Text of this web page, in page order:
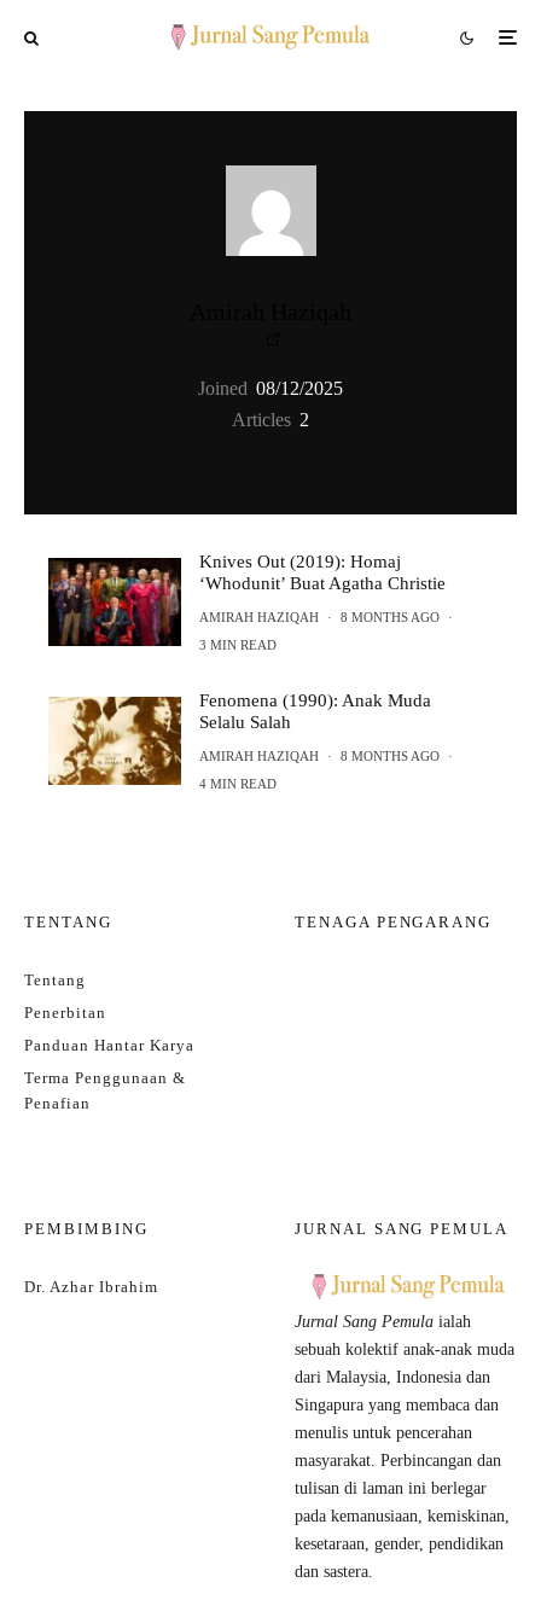
Joined 08/12/2025
Articles 2
Knives Out (2019): Homaj
‘Whodunit’ Buat Agatha Christie
AMIRAH HAZIQAH · 8 MONTHS AGO
·
3 MIN READ
Fenomena (1990): Anak Muda
Selalu Salah
AMIRAH HAZIQAH · 8 MONTHS AGO
·
4 MIN READ
TENTANG
Tentang
Penerbitan
Panduan Hantar Karya
Terma Penggunaan &
Penafian
TENAGA PENGARANG
PEMBIMBING
Dr. Azhar Ibrahim
JURNAL SANG PEMULA
Jurnal Sang Pemula ialah
sebuah kolektif anak-anak muda
dari Malaysia, Indonesia dan
Singapura yang membaca dan
menulis untuk pencerahan
masyarakat. Perbincangan dan
tulisan di laman ini berlegar
pada kemanusiaan, kemiskinan,
kesetaraan, gender, pendidikan
dan sastera.